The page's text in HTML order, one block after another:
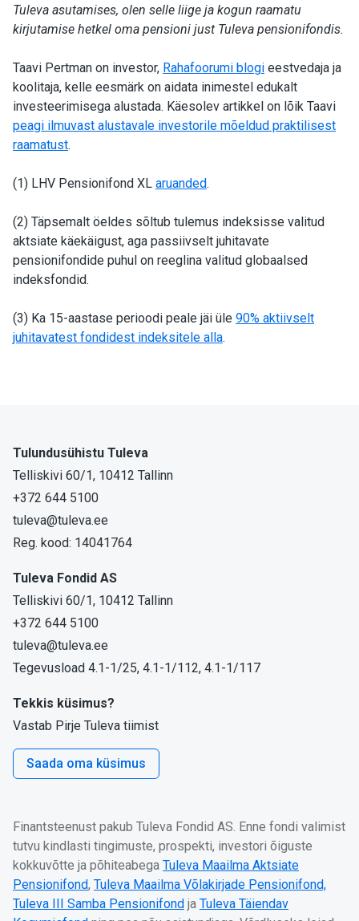
Tuleva asutamises, olen selle liige ja kogun raamatu
kirjutamise hetkel oma pensioni just Tuleva pensionifondis.
Taavi Pertman on investor, Rahafoorumi blogi eestvedaja ja
koolitaja, kelle eesmärk on aidata inimestel edukalt
investeerimisega alustada. Käesolev artikkel on lõik Taavi
peagi ilmuvast alustavale investorile mõeldud praktilisest
raamatust.
(1) LHV Pensionifond XL aruanded.
(2) Täpsemalt öeldes sõltub tulemus indeksisse valitud
aktsiate käekäigust, aga passiivselt juhitavate
pensionifondide puhul on reeglina valitud globaalsed
indeksfondid.
(3) Ka 15-aastase perioodi peale jäi üle 90% aktiivselt
juhitavatest fondidest indeksitele alla.
Tulundusühistu Tuleva
Telliskivi 60/1, 10412 Tallinn
+372 644 5100
tuleva@tuleva.ee
Reg. kood: 14041764
Tuleva Fondid AS
Telliskivi 60/1, 10412 Tallinn
+372 644 5100
tuleva@tuleva.ee
Tegevusload 4.1-1/25, 4.1-1/112, 4.1-1/117
Tekkis küsimus?
Vastab Pirje Tuleva tiimist
Saada oma küsimus
Finantsteenust pakub Tuleva Fondid AS. Enne fondi valimist
tutvu kindlasti tingimuste, prospekti, investori õiguste
kokkuvõtte ja põhiteabega Tuleva Maailma Aktsiate
Pensionifond, Tuleva Maailma Võlakirjade Pensionifond,
Tuleva III Samba Pensionifond ja Tuleva Täiendav